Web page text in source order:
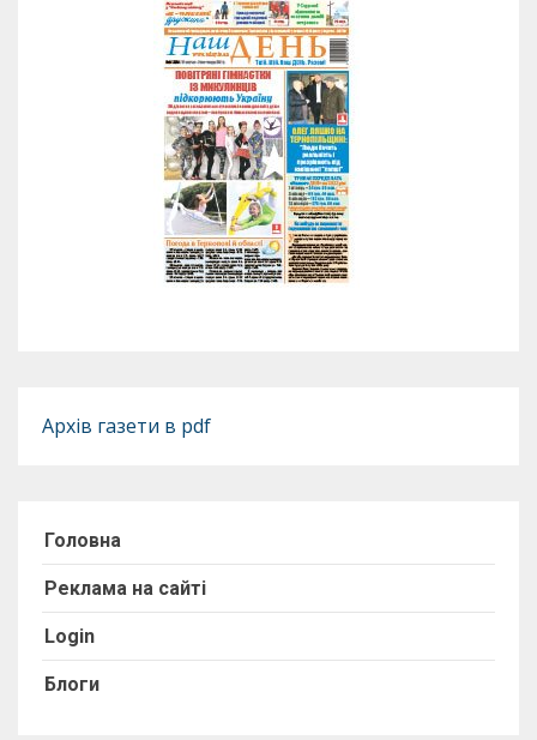
Архів газети в pdf
Головна
Реклама на сайті
Login
Блоги